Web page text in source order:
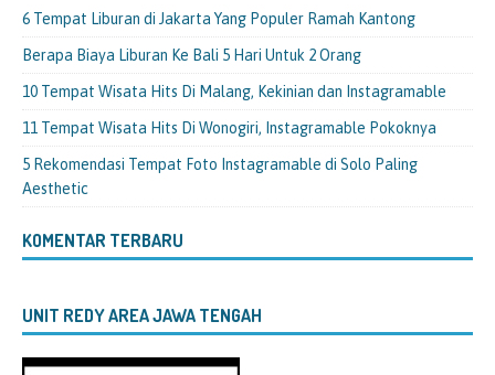
6 Tempat Liburan di Jakarta Yang Populer Ramah Kantong
Berapa Biaya Liburan Ke Bali 5 Hari Untuk 2 Orang
10 Tempat Wisata Hits Di Malang, Kekinian dan Instagramable
11 Tempat Wisata Hits Di Wonogiri, Instagramable Pokoknya
5 Rekomendasi Tempat Foto Instagramable di Solo Paling
Aesthetic
KOMENTAR TERBARU
UNIT REDY AREA JAWA TENGAH